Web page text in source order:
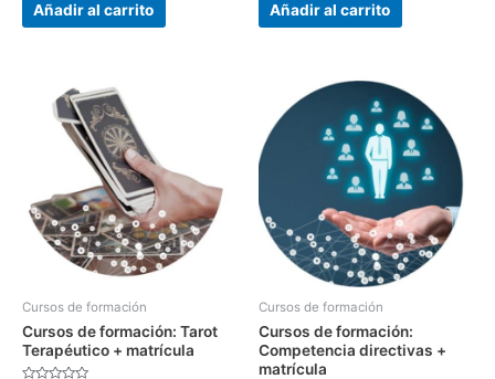
Añadir al carrito Añadir al carrito
Cursos de formación
Cursos de formación: Tarot
Terapéutico + matrícula
Cursos de formación
Cursos de formación:
Competencia directivas +
matrícula